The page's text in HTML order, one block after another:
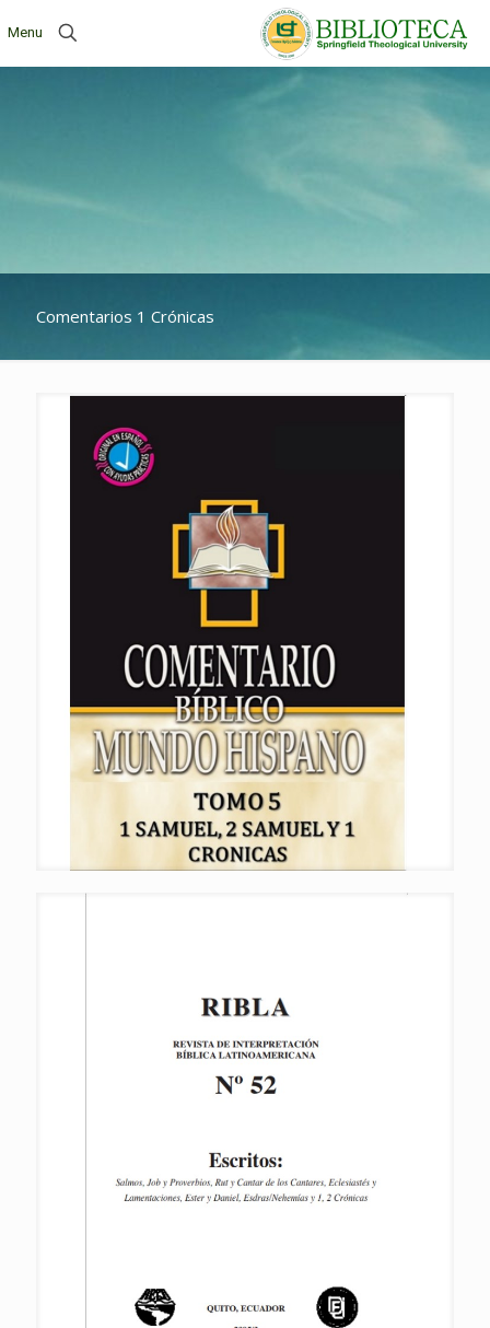
Menu
Comentarios 1 Crónicas